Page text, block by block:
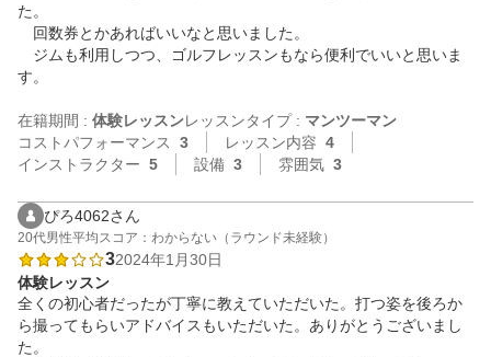
た。
回数券とかあればいいなと思いました。
ジムも利用しつつ、ゴルフレッスンもなら便利でいいと思いま
す。
在籍期間 : 体験レッスンレッスンタイプ : マンツーマン
コストパフォーマンス
3 レッスン内容 4
インストラクター 5 設備 3 雰囲気 3
ぴろ4062さん
20代男性平均スコア：わからない（ラウンド未経験）
32024年1月30日
体験レッスン
全くの初心者だったが丁寧に教えていただいた。打つ姿を後ろか
ら撮ってもらいアドバイスもいただいた。ありがとうございまし
た。